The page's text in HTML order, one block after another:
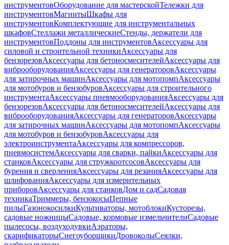
инструментовОборудование для мастерскойТележки для
инструментовМагнитыШкафы для
инструментовКомплектующие для инструментальных
шкафовСтеллажи металлическиеСтенды, держатели для
инструментовПоддоны для инструментовАксессуары для
силовой и строительной техникиАксессуары для
бензорезовАксессуары для бетоносмесителейАксессуары для
виброоборудованияАксессуары для генераторовАксессуары
для затирочных машинАксессуары для мотопомпАксессуары
для мотобуров и бензобуровАксессуары для строительного
инструментаАксессуары пневмооборудованияАксессуары для
бензорезовАксессуары для бетоносмесителейАксессуары для
виброоборудованияАксессуары для генераторовАксессуары
для затирочных машинАксессуары для мотопомпАксессуары
для мотобуров и бензобуровАксессуары для
электроинструментаАксессуары для компрессоров,
пневмосистемАксессуары для сварки, пайкиАксессуары для
станковАксессуары для стружкоотсосовАксессуары для
бурения и сверленияАксессуары для резанияАксессуары для
шлифованияАксессуары для измерительных
приборовАксессуары для станковДом и садСадовая
техникаТриммеры, бензокосыЦепные
пилыГазонокосилкиКультиваторы, мотоблокиКусторезы,
садовые ножницыСадовые, кормовые измельчителиСадовые
пылесосы, воздуходувкиАэраторы,
скарификаторыСнегоуборщикиДровоколыСеялки,